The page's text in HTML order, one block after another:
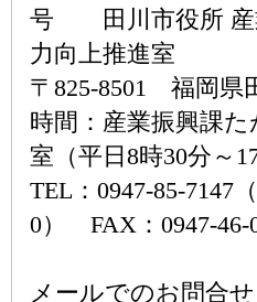
号 田川市役所 産
力向上推進室
〒825-8501 福岡県
時間：産業振興課
室（平日8時30分～17
TEL：0947-85-7147
0） FAX：0947-46-
メールでのお問合せ